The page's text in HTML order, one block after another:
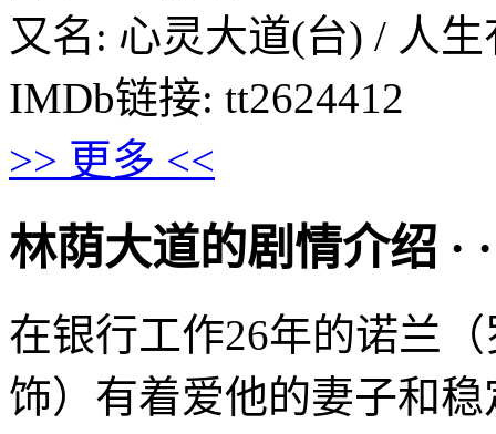
又名: 心灵大道(台) / 人
IMDb链接: tt2624412
>> 更多 <<
林荫大道的剧情介绍 · ·
在银行工作26年的诺兰
饰）有着爱他的妻子和